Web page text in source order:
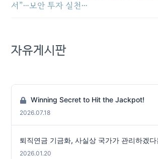
서”…보안 투자 실천…
자유게시판
Winning Secret to Hit the Jackpot!
2026.07.18
퇴직연금 기금화, 사실상 국가가 관리하겠
2026.01.20